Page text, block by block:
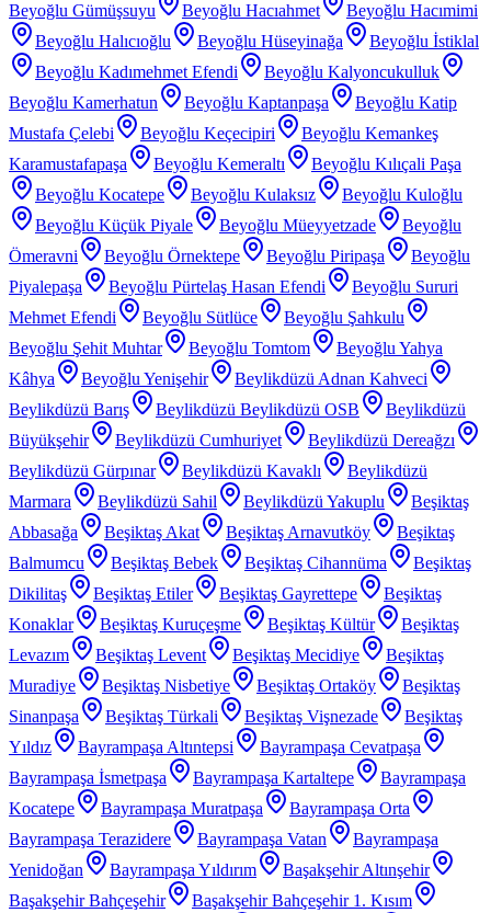
Beyoğlu Gümüşsuyu
Beyoğlu Hacıahmet
Beyoğlu Hacımimi
Beyoğlu Halıcıoğlu
Beyoğlu Hüseyinağa
Beyoğlu İstiklal
Beyoğlu Kadımehmet Efendi
Beyoğlu Kalyoncukulluk
Beyoğlu Kamerhatun
Beyoğlu Kaptanpaşa
Beyoğlu Katip
Mustafa Çelebi
Beyoğlu Keçecipiri
Beyoğlu Kemankeş
Karamustafapaşa
Beyoğlu Kemeraltı
Beyoğlu Kılıçali Paşa
Beyoğlu Kocatepe
Beyoğlu Kulaksız
Beyoğlu Kuloğlu
Beyoğlu Küçük Piyale
Beyoğlu Müeyyetzade
Beyoğlu
Ömeravni
Beyoğlu Örnektepe Beyoğlu Piripaşa
Beyoğlu
Piyalepaşa
Beyoğlu Pürtelaş Hasan Efendi
Beyoğlu Sururi
Mehmet Efendi
Beyoğlu Sütlüce
Beyoğlu Şahkulu
Beyoğlu Şehit Muhtar
Beyoğlu Tomtom
Beyoğlu Yahya
Kâhya
Beyoğlu Yenişehir
Beylikdüzü Adnan Kahveci
Beylikdüzü Barış
Beylikdüzü Beylikdüzü OSB
Beylikdüzü
Büyükşehir
Beylikdüzü Cumhuriyet
Beylikdüzü Dereağzı
Beylikdüzü Gürpınar
Beylikdüzü Kavaklı
Beylikdüzü
Marmara
Beylikdüzü Sahil Beylikdüzü Yakuplu
Beşiktaş
Abbasağa
Beşiktaş Akat Beşiktaş Arnavutköy
Beşiktaş
Balmumcu
Beşiktaş Bebek Beşiktaş Cihannüma
Beşiktaş
Dikilitaş
Beşiktaş Etiler Beşiktaş Gayrettepe
Beşiktaş
Konaklar
Beşiktaş Kuruçeşme Beşiktaş Kültür
Beşiktaş
Levazım
Beşiktaş Levent Beşiktaş Mecidiye
Beşiktaş
Muradiye
Beşiktaş Nisbetiye Beşiktaş Ortaköy
Beşiktaş
Sinanpaşa
Beşiktaş Türkali Beşiktaş Vişnezade
Beşiktaş
Yıldız
Bayrampaşa Altıntepsi
Bayrampaşa Cevatpaşa
Bayrampaşa İsmetpaşa
Bayrampaşa Kartaltepe
Bayrampaşa
Kocatepe
Bayrampaşa Muratpaşa
Bayrampaşa Orta
Bayrampaşa Terazidere
Bayrampaşa Vatan
Bayrampaşa
Yenidoğan
Bayrampaşa Yıldırım
Başakşehir Altınşehir
Başakşehir Bahçeşehir
Başakşehir Bahçeşehir 1. Kısım